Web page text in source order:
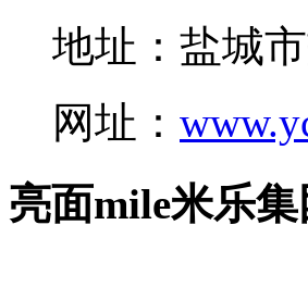
地址：盐城
网址：
亮面mile米乐